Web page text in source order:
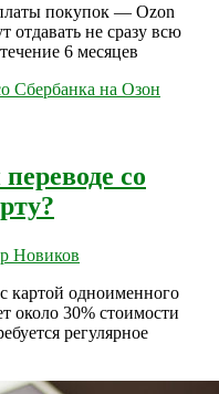
покупок — Ozon
отдавать не сразу всю
6 месяцев
со
Новиков
картой одноименного
около 30% стоимости
регулярное